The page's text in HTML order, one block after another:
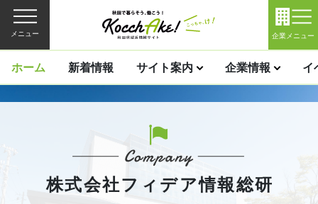
メニュー 企業メニュー
ホーム 新着情報 サイト案内 企業情報 イ
株式会社フィデア情報総研